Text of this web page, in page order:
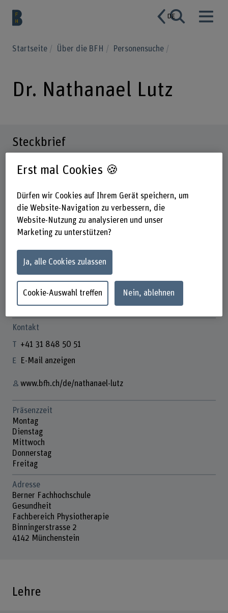
DE
Startseite Über die BFH Personensuche
Dr. Nathanael Lutz
Steckbrief
Dr. Nathanael Lutz
Dozent
Kontakt
+41 31 848 50 51
E-Mail anzeigen
www.bfh.ch/de/nathanael-lutz
Präsenzzeit
Montag
Dienstag
Mittwoch
Donnerstag
Freitag
Adresse
Berner Fachhochschule
Gesundheit
Fachbereich Physiotherapie
Binningerstrasse 2
4142 Münchenstein
Lehre
Erst mal Cookies 🍪
Dürfen wir Cookies auf Ihrem Gerät speichern, um
die Website-Navigation zu verbessern, die
Website-Nutzung zu analysieren und unser
Marketing zu unterstützen?
Ja, alle Cookies zulassen
Cookie-Auswahl treffen Nein, ablehnen